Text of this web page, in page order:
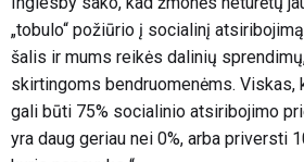
„tobulo“ požiūrio į socialinį
šalis ir mums reikės dalinių
skirtingoms bendruomenėms. Viskas,
gali būti 75% socialinio atsiribojimo
yra daug geriau nei 0%, arba priversti